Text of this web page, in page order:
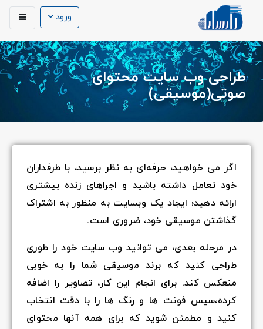
ورود
طراحی وب سایت محتوای
صوتی(موسیقی)
اگر می خواهید، حرفه‌ای به نظر برسید، با طرفداران
خود تعامل داشته باشید و اجراهای زنده بیشتری
ارائه دهید؛ ایجاد یک وبسایت به منظور به اشتراک
گذاشتن موسیقی خود، ضروری است.
در مرحله بعدی، می توانید وب سایت خود را طوری
طراحی کنید که برند موسیقی شما را به خوبی
منعکس کند. برای انجام این کار، تصاویر را اضافه
کرده،سپس فونت ها و رنگ ها را با دقت انتخاب
کنید و مطمئن شوید که برای همه آنها محتوای